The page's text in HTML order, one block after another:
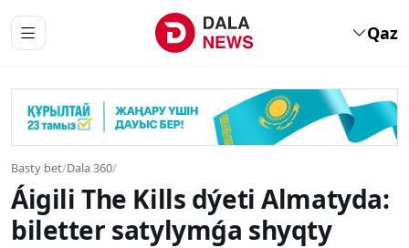
Qaz
Basty bet/Dala 360/
Áigili The Kills dýeti Almatyda:
biletter satylymǵa shyqty